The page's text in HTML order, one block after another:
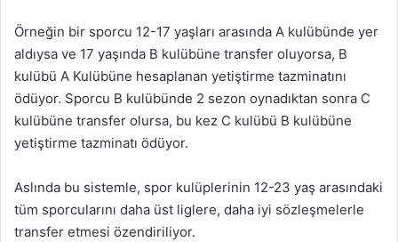
Örneğin bir sporcu 12-17 yaşları arasında A kulübünde yer
aldıysa ve 17 yaşında B kulübüne transfer oluyorsa, B
kulübü A Kulübüne hesaplanan yetiştirme tazminatını
ödüyor. Sporcu B kulübünde 2 sezon oynadıktan sonra C
kulübüne transfer olursa, bu kez C kulübü B kulübüne
yetiştirme tazminatı ödüyor.
Aslında bu sistemle, spor kulüplerinin 12-23 yaş arasındaki
tüm sporcularını daha üst liglere, daha iyi sözleşmelerle
transfer etmesi özendiriliyor.